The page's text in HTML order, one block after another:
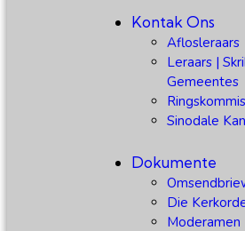
Kontak Ons
Aflosleraars
Leraars |
Gemeentes
Sinodale
Dokumente
Die
Moderamen